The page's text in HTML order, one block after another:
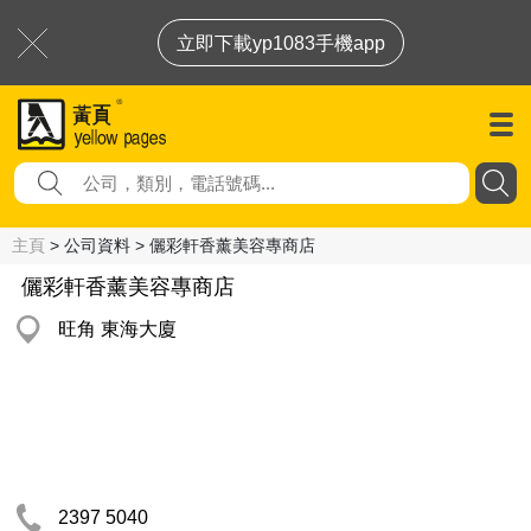
立即下載yp1083手機app
主頁 > 公司資料 > 儷彩軒香薰美容專商店
儷彩軒香薰美容專商店
旺角 東海大廈
2397 5040